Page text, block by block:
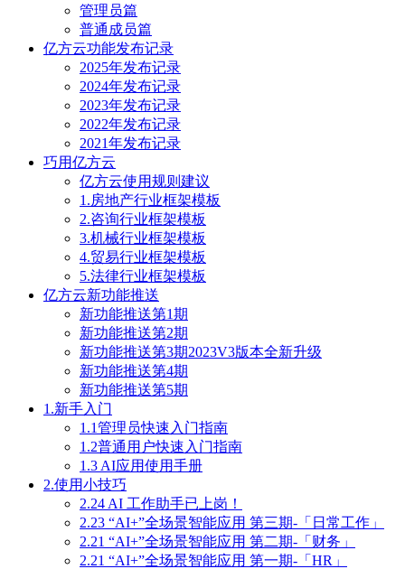
管理员篇
普通成员篇
亿方云功能发布记录
2025年发布记录
2024年发布记录
2023年发布记录
2022年发布记录
2021年发布记录
巧用亿方云
亿方云使用规则建议
1.房地产行业框架模板
2.咨询行业框架模板
3.机械行业框架模板
4.贸易行业框架模板
5.法律行业框架模板
亿方云新功能推送
新功能推送第1期
新功能推送第2期
新功能推送第3期2023V3版本全新升级
新功能推送第4期
新功能推送第5期
1.新手入门
1.1管理员快速入门指南
1.2普通用户快速入门指南
1.3 AI应用使用手册
2.使用小技巧
2.24 AI 工作助手已上岗！
2.23 “AI+”全场景智能应用 第三期-「日常工作」
2.21 “AI+”全场景智能应用 第二期-「财务」
2.21 “AI+”全场景智能应用 第一期-「HR」